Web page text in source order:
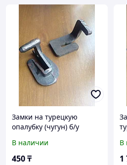
Замки на турецкую
опалубку (чугун) б/у
В наличии
450₸
В
1